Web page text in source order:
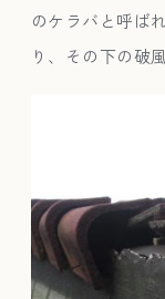
のケラバと呼ば
り、その下の破